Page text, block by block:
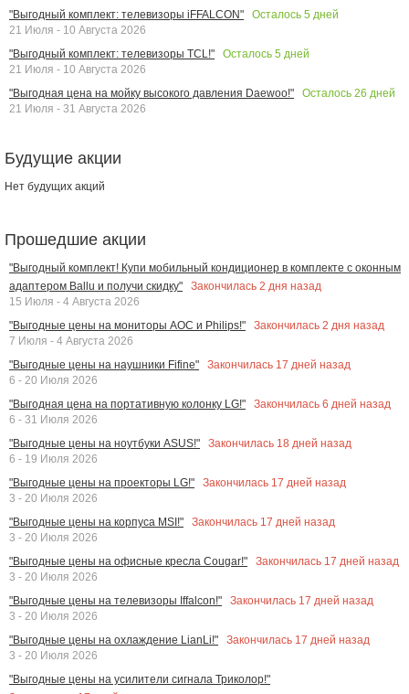
"Выгодный комплект: телевизоры iFFALCON"
Осталось 5 дней
21 Июля - 10 Августа 2026
"Выгодный комплект: телевизоры TCL!"
Осталось 5 дней
21 Июля - 10 Августа 2026
"Выгодная цена на мойку высокого давления Daewoo!"
Осталось 26 дней
21 Июля - 31 Августа 2026
Будущие акции
Нет будущих акций
Прошедшие акции
"Выгодный комплект! Купи мобильный кондиционер в комплекте с оконным
адаптером Ballu и получи скидку"
Закончилась 2 дня назад
15 Июля - 4 Августа 2026
"Выгодные цены на мониторы AOC и Philips!"
Закончилась 2 дня назад
7 Июля - 4 Августа 2026
"Выгодные цены на наушники Fifine"
Закончилась 17 дней назад
6 - 20 Июля 2026
"Выгодная цена на портативную колонку LG!"
Закончилась 6 дней назад
6 - 31 Июля 2026
"Выгодные цены на ноутбуки ASUS!"
Закончилась 18 дней назад
6 - 19 Июля 2026
"Выгодные цены на проекторы LG!"
Закончилась 17 дней назад
3 - 20 Июля 2026
"Выгодные цены на корпуса MSI!"
Закончилась 17 дней назад
3 - 20 Июля 2026
"Выгодные цены на офисные кресла Cougar!"
Закончилась 17 дней назад
3 - 20 Июля 2026
"Выгодные цены на телевизоры Iffalcon!"
Закончилась 17 дней назад
3 - 20 Июля 2026
"Выгодные цены на охлаждение LianLi!"
Закончилась 17 дней назад
3 - 20 Июля 2026
"Выгодные цены на усилители сигнала Триколор!"